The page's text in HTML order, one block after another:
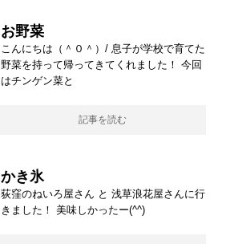
お野菜
こんにちは（＾０＾）/ 息子が学校で育てた
野菜を持って帰ってきてくれました！ 今回
はチンゲン菜と
記事を読む
かき氷
荻窪のねいろ屋さん と 浅草浪花屋さんに行
きました！ 美味しかったー(^^)